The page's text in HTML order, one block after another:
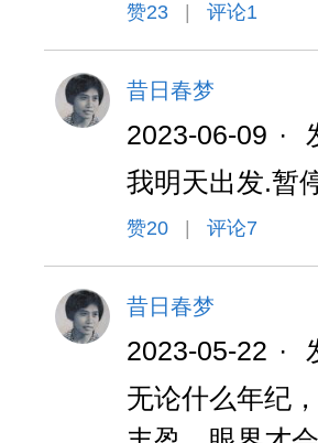
赞23 评论1
昔日春梦
2023-06-09 ·
我明天出发.暂
赞20 评论7
昔日春梦
2023-05-22 ·
无论什么年纪